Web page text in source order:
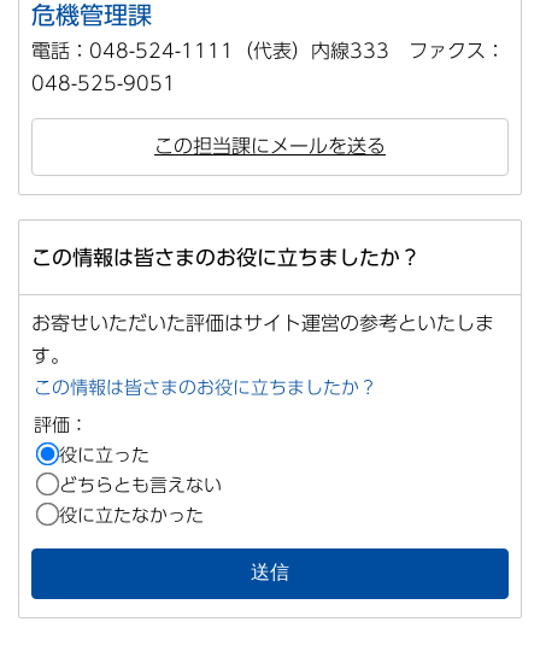
危機管理課
電話：048-524-1111（代表）内線333 ファクス：
048-525-9051
この担当課にメールを送る
この情報は皆さまのお役に立ちましたか？
お寄せいただいた評価はサイト運営の参考といたしま
す。
この情報は皆さまのお役に立ちましたか？
評価：
役に立った
どちらとも言えない
役に立たなかった